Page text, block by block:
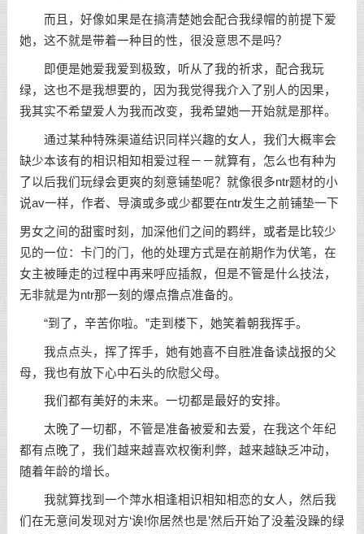
而且，好像如果是在搞清楚她会配合我绿帽的前提下爱
她，这不就是带着一种目的性，很没意思不是吗？
即便是她爱我爱到极致，听从了我的祈求，配合我玩
绿，这也不是我想要的，因为我觉得我介入了别人的因果，
我其实不希望爱人为我而改变，我希望她一开始就是那样。
通过某种特殊渠道结识同样兴趣的女人，我们大概率会
缺少本该有的相识相知相爱过程－－就算有，怎么也有种为
了以后我们玩绿会更爽的刻意铺垫呢？就像很多ntr题材的小
说av一样，作者、导演或多或少都要在ntr发生之前铺垫一下
男女之间的甜蜜时刻，加深他们之间的羁绊，或者是比较少
见的一位：卡门的门，他的处理方式是在前期作为伏笔，在
女主被睡走的过程中再来呼应插叙，但是不管是什么技法，
无非就是为ntr那一刻的爆点撸点准备的。
“到了，辛苦你啦。”走到楼下，她笑着朝我挥手。
我点点头，挥了挥手，她有她喜不自胜准备读战报的父
母，我也有放下心中石头的欣慰父母。
我们都有美好的未来。一切都是最好的安排。
太晚了一切都，不管是准备被爱和去爱，在我这个年纪
都有点晚了，我们越来越喜欢权衡利弊，越来越缺乏冲动，
随着年龄的增长。
我就算找到一个萍水相逢相识相知相恋的女人，然后我
们在无意间发现对方‘诶!你居然也是’然后开始了没羞没躁的绿